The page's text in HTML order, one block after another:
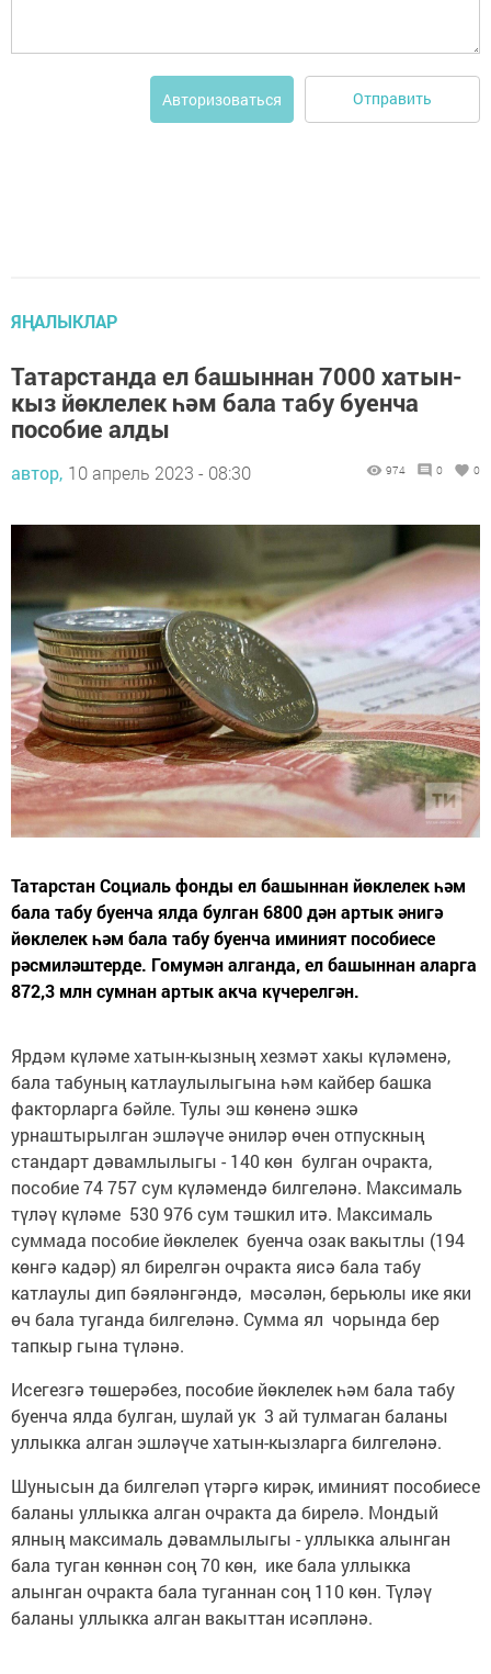
Авторизоваться Отправить
ЯҢАЛЫКЛАР
Татарстанда ел башыннан 7000 хатын-
кыз йөклелек һәм бала табу буенча
пособие алды
автор, 10 апрель 2023 - 08:30 974 0 0
Татарстан Социаль фонды ел башыннан йөклелек һәм
бала табу буенча ялда булган 6800 дән артык әнигә
йөклелек һәм бала табу буенча иминият пособиесе
рәсмиләштерде. Гомумән алганда, ел башыннан аларга
872,3 млн сумнан артык акча күчерелгән.
Ярдәм күләме хатын-кызның хезмәт хакы күләменә,
бала табуның катлаулылыгына һәм кайбер башка
факторларга бәйле. Тулы эш көненә эшкә
урнаштырылган эшләүче әниләр өчен отпускның
стандарт дәвамлылыгы - 140 көн булган очракта,
пособие 74 757 сум күләмендә билгеләнә. Максималь
түләү күләме 530 976 сум тәшкил итә. Максималь
суммада пособие йөклелек буенча озак вакытлы (194
көнгә кадәр) ял бирелгән очракта яисә бала табу
катлаулы дип бәяләнгәндә, мәсәлән, берьюлы ике яки
өч бала туганда билгеләнә. Сумма ял чорында бер
тапкыр гына түләнә.
Исегезгә төшерәбез, пособие йөклелек һәм бала табу
буенча ялда булган, шулай ук 3 ай тулмаган баланы
уллыкка алган эшләүче хатын-кызларга билгеләнә.
Шунысын да билгеләп үтәргә кирәк, иминият пособиесе
баланы уллыкка алган очракта да бирелә. Мондый
ялның максималь дәвамлылыгы - уллыкка алынган
бала туган көннән соң 70 көн, ике бала уллыкка
алынган очракта бала туганнан соң 110 көн. Түләү
баланы уллыкка алган вакыттан исәпләнә.